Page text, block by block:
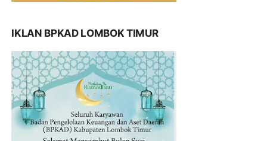
IKLAN BPKAD LOMBOK TIMUR